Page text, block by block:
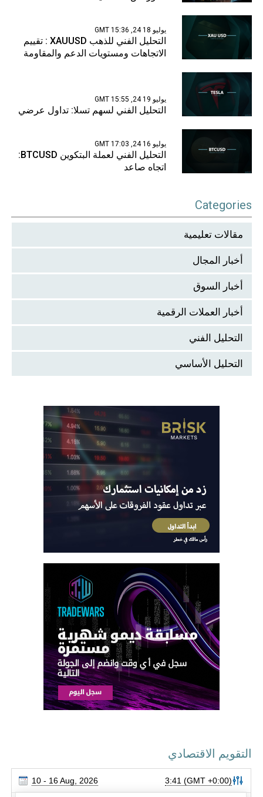
يوليو 18 24, 15:36 GMT
التحليل الفني للذهب XAUUSD : تقييم
الاتجاهات ومستويات الدعم والمقاومة
يوليو 19 24, 15:55 GMT
التحليل الفني لسهم تسلا: تداول عرضي
يوليو 16 24, 17:03 GMT
التحليل الفني لعملة البتكوين BTCUSD:
اتجاه صاعد
Categories
مقالات تعليمية
أخبار المجال
أخبار السوق
أخبار العملات الرقمية
التحليل الفني
التحليل الأساسي
التقويم الاقتصادي